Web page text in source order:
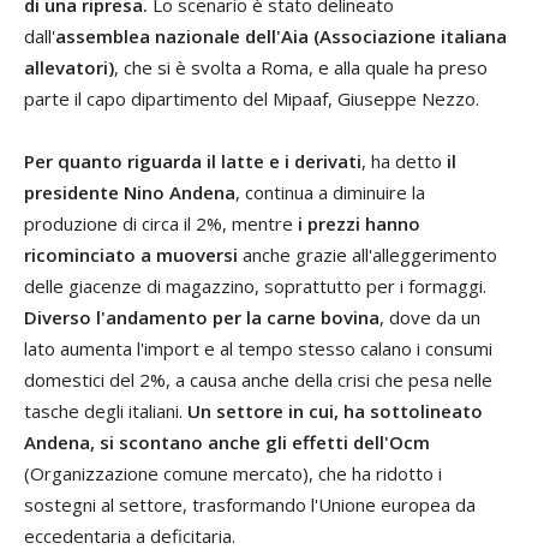
dall'assemblea nazionale dell'Aia (Associazione italiana
allevatori), che si è svolta a Roma, e alla quale ha preso
parte il capo dipartimento del Mipaaf, Giuseppe Nezzo.
Per quanto riguarda il latte e i derivati, ha detto il
presidente Nino Andena, continua a diminuire la
produzione di circa il 2%, mentre i prezzi hanno
ricominciato a muoversi anche grazie all'alleggerimento
delle giacenze di magazzino, soprattutto per i formaggi.
Diverso l'andamento per la carne bovina, dove da un
lato aumenta l'import e al tempo stesso calano i consumi
domestici del 2%, a causa anche della crisi che pesa nelle
tasche degli italiani. Un settore in cui, ha sottolineato
Andena, si scontano anche gli effetti dell'Ocm
(Organizzazione comune mercato), che ha ridotto i
sostegni al settore, trasformando l'Unione europea da
eccedentaria a deficitaria.